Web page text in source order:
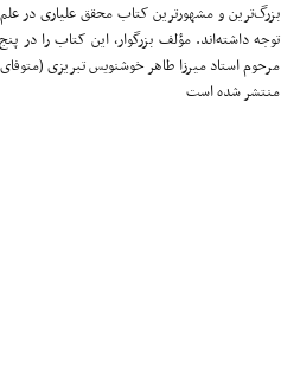
بزرگ‌ترین و مشهورترین کتاب محقق علیارى در
توجه داشته‌اند. مؤلف بزرگوار، این کتاب را
منتشر شده است